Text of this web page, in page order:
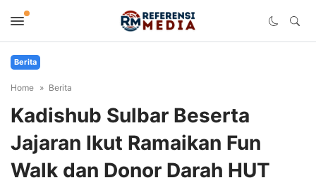
Berita
Home Berita
Kadishub Sulbar Beserta
Jajaran Ikut Ramaikan Fun
Walk dan Donor Darah HUT